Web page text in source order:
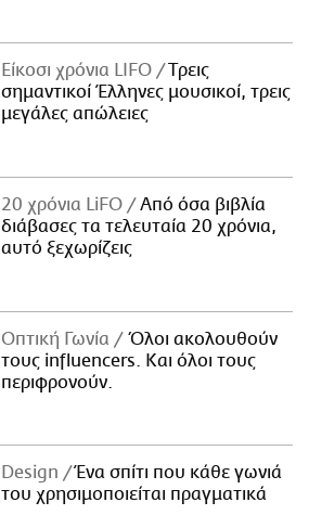
Είκοσι χρόνια LIFO
Tρεις
σημαντικοί Έλληνες μουσικοί, τρεις
μεγάλες απώλειες
20 χρόνια LiFO
Από όσα βιβλία
διάβασες τα τελευταία 20 χρόνια,
αυτό ξεχωρίζεις
Οπτική Γωνία
Όλοι ακολουθούν
τους influencers. Και όλοι τους
περιφρονούν.
Design
Ένα σπίτι που κάθε γωνιά
του χρησιμοποιείται πραγματικά